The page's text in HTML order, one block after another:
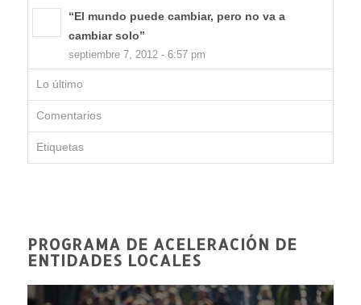
“El mundo puede cambiar, pero no va a
cambiar solo”
septiembre 7, 2012 - 6:57 pm
Lo último
Comentarios
Etiquetas
PROGRAMA DE ACELERACIÓN DE
ENTIDADES LOCALES